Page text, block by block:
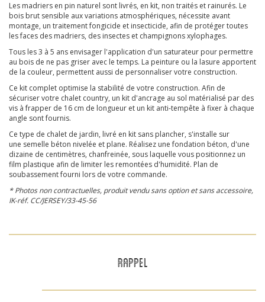
Les madriers en pin naturel sont livrés, en kit, non traités et rainurés. Le
bois brut sensible aux variations atmosphériques, nécessite avant
montage, un traitementfongicide et insecticide, afin de protéger toutes
les faces des madriers, des insectes et champignons xylophages.
Tous les 3 à 5 ans envisager l'application d'un saturateur pour permettre
au bois de ne pas griser avec le temps. La peinture ou la lasure apportent
de la couleur, permettent aussi de personnaliser votre construction.
Ce kit complet optimise la stabilité de votre construction. Afin de
sécuriser votre chalet country, un kit d'ancrage au sol matérialisé par des
vis à frapper de 16 cm de longueur et un kit anti-tempête à fixer à chaque
angle sont fournis.
Ce type de chalet de jardin, livré en kit sans plancher, s'installe sur
une semelle béton nivelée et plane. Réalisez une fondation béton, d'une
dizaine de centimètres, chanfreinée, sous laquelle vous positionnez un
film plastique afin de limiter les remontées d'humidité. Plan de
soubassement fourni lors de votre commande.
* Photos non contractuelles, produit vendu sans option et sans accessoire,
IK-réf. CC/JERSEY/33-45-56
RAPPEL